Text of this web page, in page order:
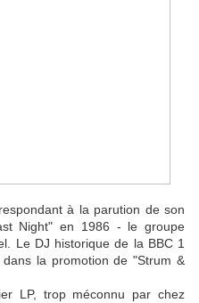
à la parution de son
Night" en 1986 - le groupe
Le DJ historique de la BBC 1
la promotion de "Strum &
LP, trop méconnu par chez